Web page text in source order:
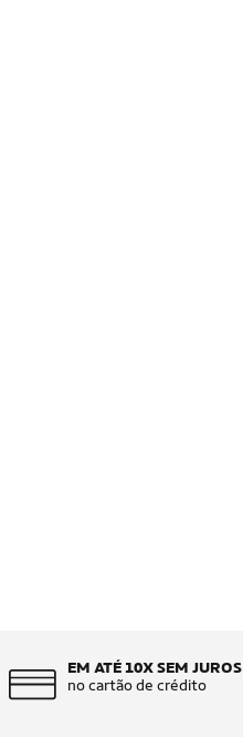
EM ATÉ 10X SEM JUROS
no cartão de crédito